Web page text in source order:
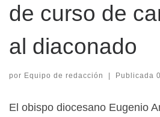
de curso de
al diaconado
por Equipo de redacción Publicada
El obispo diocesano Eugenio